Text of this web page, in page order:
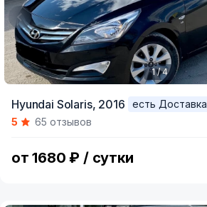
of
1 / 4
Hyundai Solaris, 2016
есть Доставка
5
65 отзывов
от 1680 ₽ / сутки